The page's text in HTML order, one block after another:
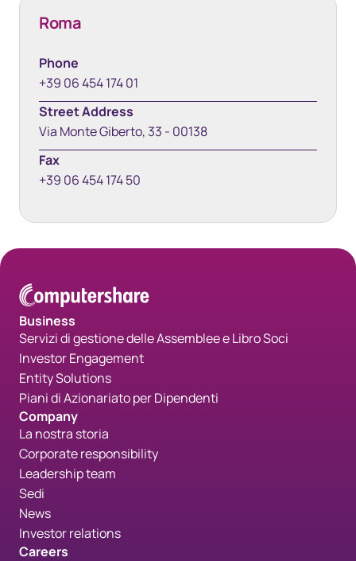
Roma
Phone
+39 06 454 174 01
Street Address
Via Monte Giberto, 33 - 00138
Fax
+39 06 454 174 50
Business
Servizi di gestione delle Assemblee e Libro Soci
Investor Engagement
Entity Solutions
Piani di Azionariato per Dipendenti
Company
La nostra storia
Corporate responsibility
Leadership team
Sedi
News
Investor relations
Careers